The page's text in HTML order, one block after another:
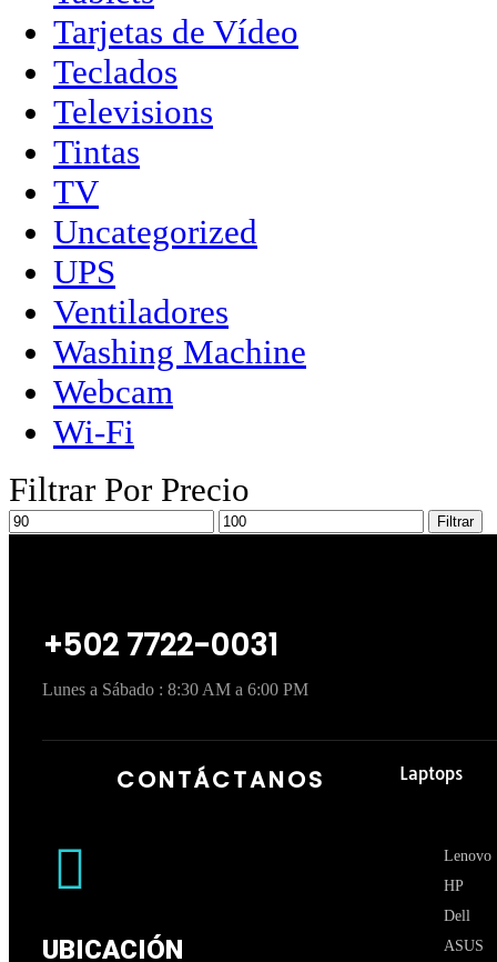
Tarjetas de Vídeo
Teclados
Televisions
Tintas
TV
Uncategorized
UPS
Ventiladores
Washing Machine
Webcam
Wi-Fi
Filtrar Por Precio
Filtrar
+502 7722-0031
Lunes a Sábado : 8:30 AM a 6:00 PM
CONTÁCTANOS
UBICACIÓN
Laptops
Lenovo
HP
Dell
ASUS